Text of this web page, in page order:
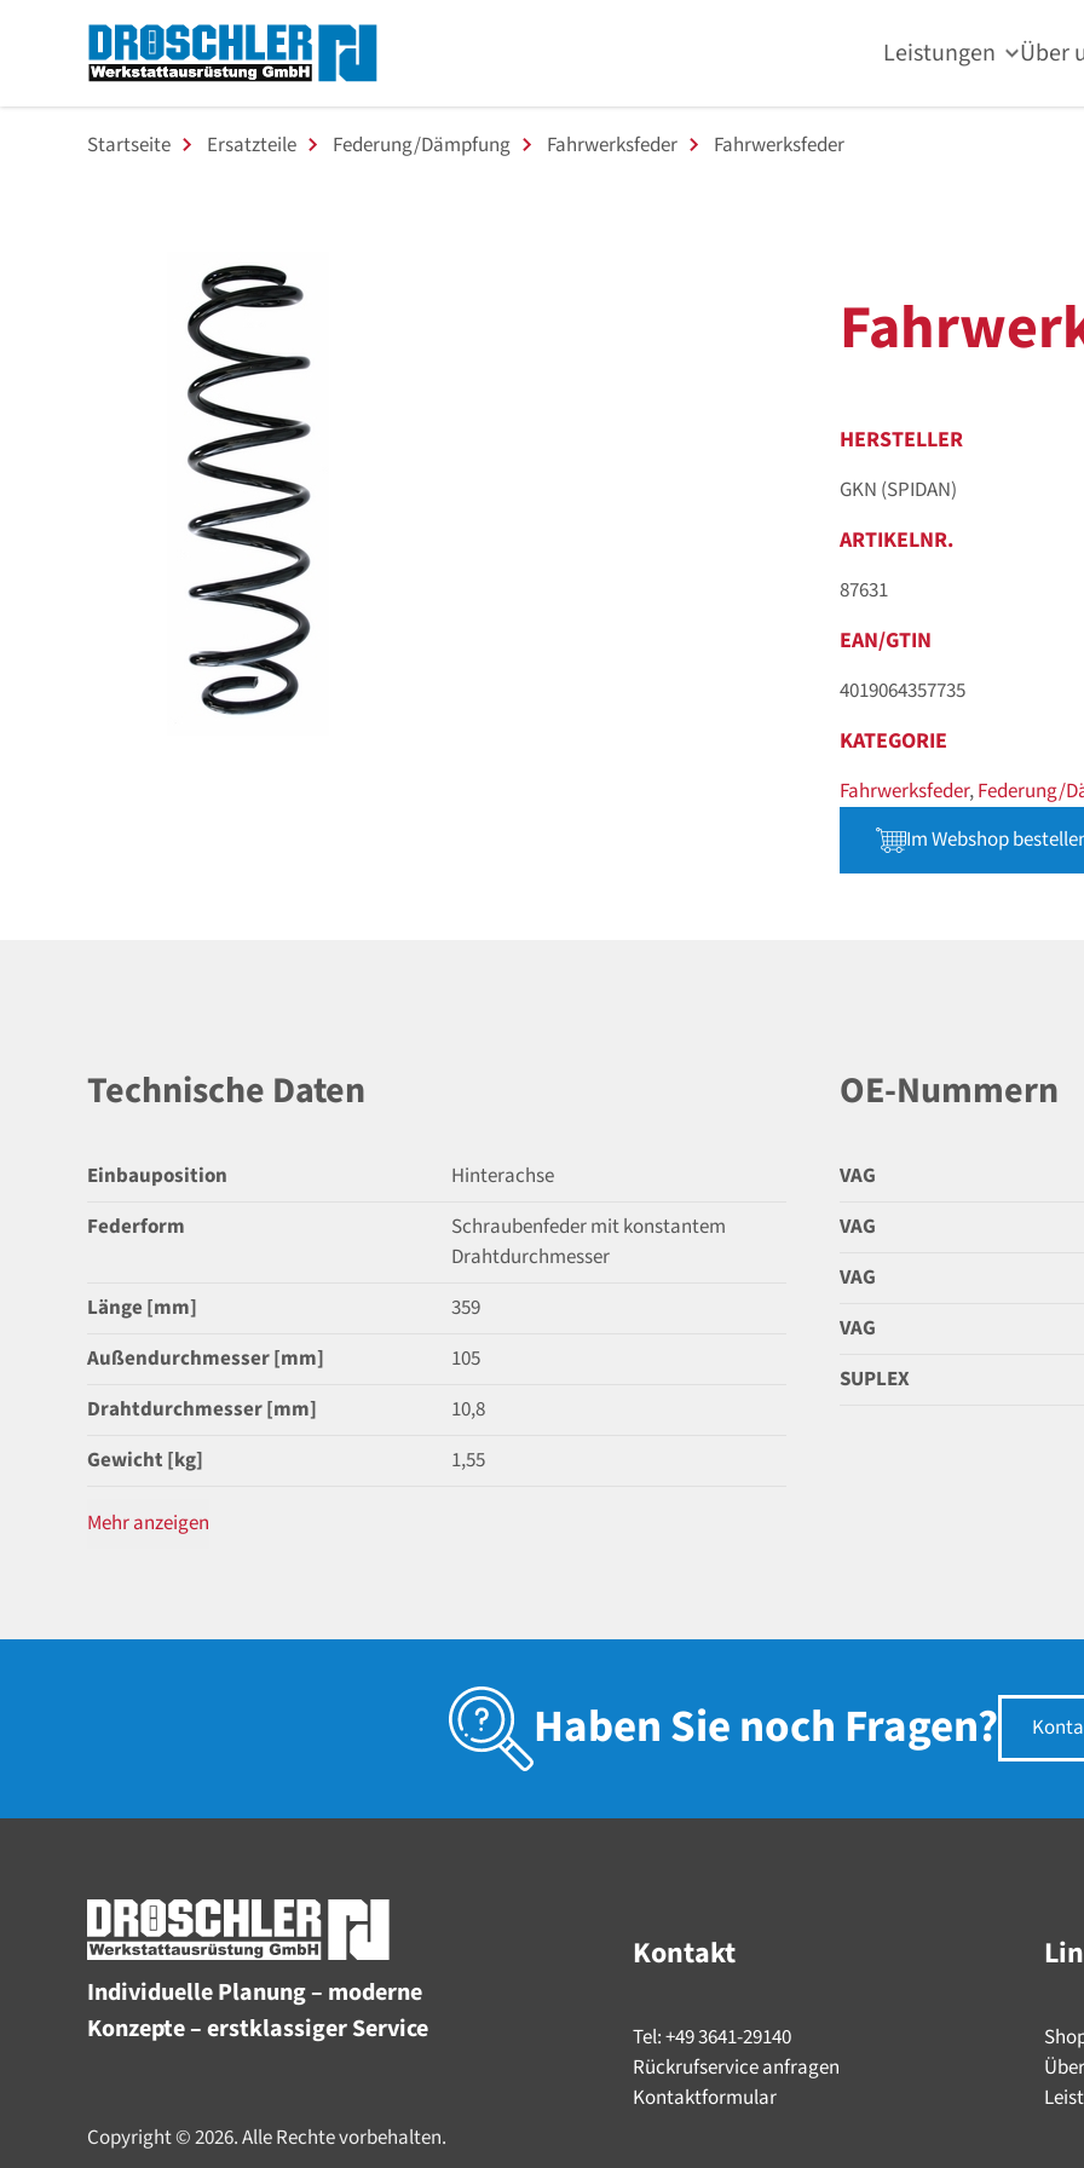
Leistungen Über
Startseite Ersatzteile Federung/Dämpfung Fahrwerksfeder Fahrwerksfeder
HERSTELLER
GKN (SPIDAN)
ARTIKELNR.
87631
EAN/GTIN
4019064357735
KATEGORIE
Fahrwerksfeder,Federung/
Im Webshop
Technische Daten
Einbauposition
Hinterachse
Federform
Schraubenfeder mit konstantem
Drahtdurchmesser
Länge [mm]
359
Außendurchmesser [mm]
105
Drahtdurchmesser [mm]
10,8
Gewicht [kg]
1,55
Mehr anzeigen
OE-Nummern
VAG
VAG
VAG
VAG
SUPLEX
Haben Sie noch Fragen?
Individuelle Planung – moderne
Konzepte – erstklassiger Service
Kontakt
Tel: +49 3641-29140
Rückrufservice anfragen
Kontaktformular
Copyright © 2026. Alle Rechte vorbehalten.